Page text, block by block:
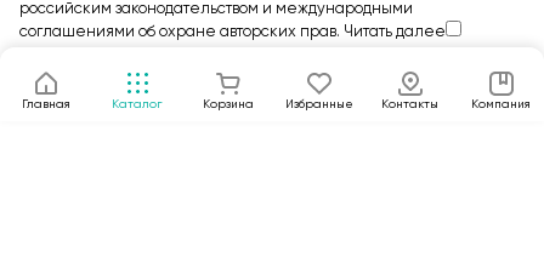
Главная Каталог Корзина Избранные Контакты Компания
российским законодательством и международными
соглашениями об охране авторских прав. Читать далее